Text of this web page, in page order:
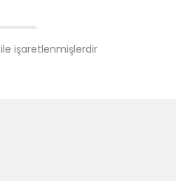
ile işaretlenmişlerdir